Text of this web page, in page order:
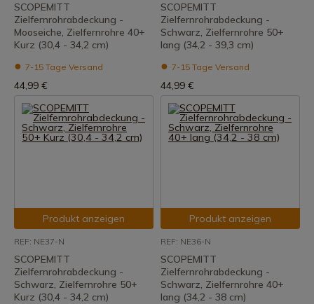
SCOPEMITT
Zielfernrohrabdeckung -
Mooseiche, Zielfernrohre 40+
Kurz (30,4 - 34,2 cm)
7-15 Tage Versand
44,99 €
SCOPEMITT
Zielfernrohrabdeckung -
Schwarz, Zielfernrohre 50+
lang (34,2 - 39,3 cm)
7-15 Tage Versand
44,99 €
Produkt anzeigen
REF: NE37-N
SCOPEMITT
Zielfernrohrabdeckung -
Schwarz, Zielfernrohre 50+
Kurz (30,4 - 34,2 cm)
Produkt anzeigen
REF: NE36-N
SCOPEMITT
Zielfernrohrabdeckung -
Schwarz, Zielfernrohre 40+
lang (34,2 - 38 cm)